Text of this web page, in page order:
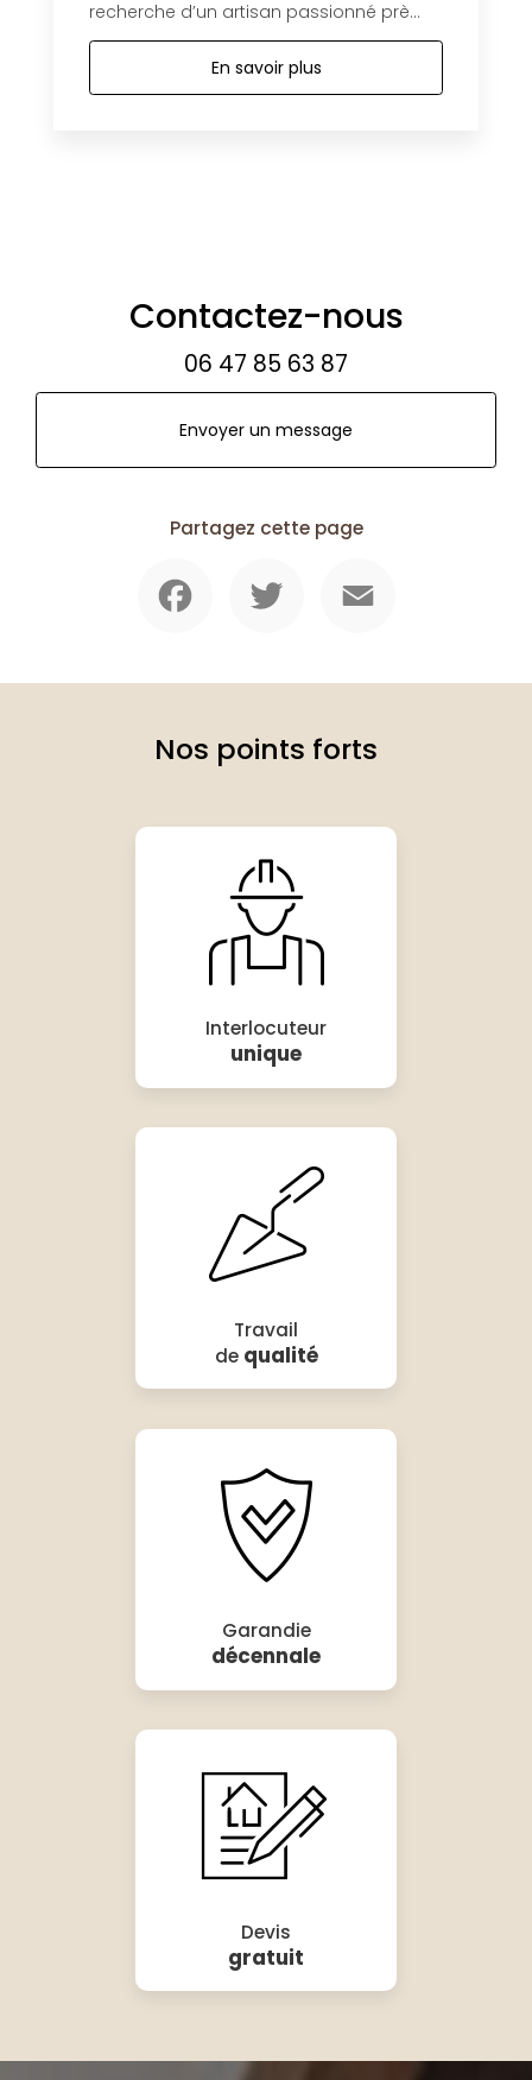
recherche d’un artisan passionné prè...
En savoir plus
Contactez-nous
06 47 85 63 87
Envoyer un message
Partagez cette page
Nos points forts
Interlocuteur
unique
Travail
de qualité
Garandie
décennale
Devis
gratuit